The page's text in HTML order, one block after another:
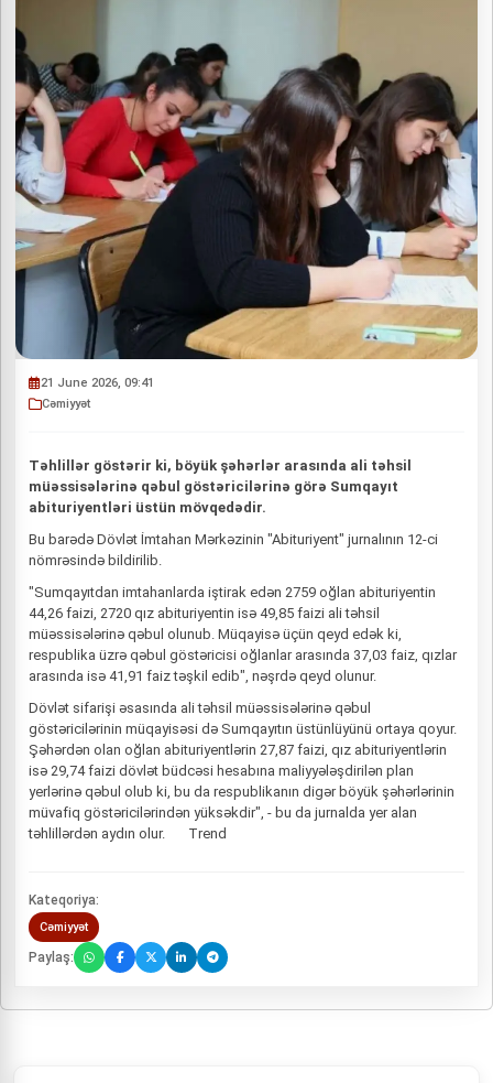
21 June 2026, 09:41
Cəmiyyət
Təhlillər göstərir ki, böyük şəhərlər arasında ali təhsil
müəssisələrinə qəbul göstəricilərinə görə Sumqayıt
abituriyentləri üstün mövqedədir.
Bu barədə Dövlət İmtahan Mərkəzinin "Abituriyent" jurnalının 12-ci
nömrəsində bildirilib.
"Sumqayıtdan imtahanlarda iştirak edən 2759 oğlan abituriyentin
44,26 faizi, 2720 qız abituriyentin isə 49,85 faizi ali təhsil
müəssisələrinə qəbul olunub. Müqayisə üçün qeyd edək ki,
respublika üzrə qəbul göstəricisi oğlanlar arasında 37,03 faiz, qızlar
arasında isə 41,91 faiz təşkil edib", nəşrdə qeyd olunur.
Dövlət sifarişi əsasında ali təhsil müəssisələrinə qəbul
göstəricilərinin müqayisəsi də Sumqayıtın üstünlüyünü ortaya qoyur.
Şəhərdən olan oğlan abituriyentlərin 27,87 faizi, qız abituriyentlərin
isə 29,74 faizi dövlət büdcəsi hesabına maliyyələşdirilən plan
yerlərinə qəbul olub ki, bu da respublikanın digər böyük şəhərlərinin
müvafiq göstəricilərindən yüksəkdir", - bu da jurnalda yer alan
təhlillərdən aydın olur. Trend
Kateqoriya:
Cəmiyyət
Paylaş: